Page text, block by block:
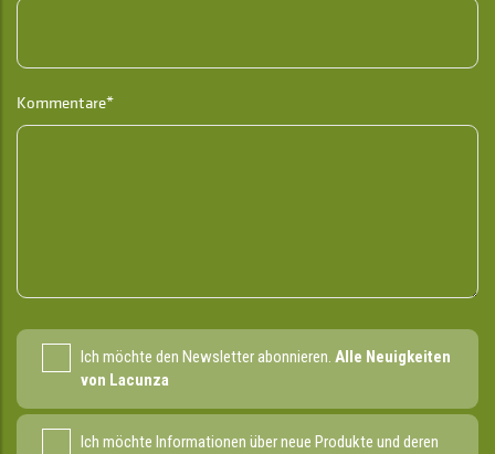
Kommentare*
Ich möchte den Newsletter abonnieren. Alle Neuigkeiten
von Lacunza
Ich möchte Informationen über neue Produkte und deren